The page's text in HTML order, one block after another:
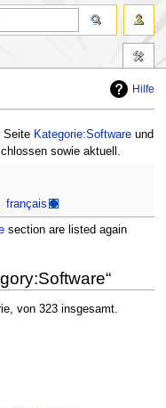
Hilfe
Seite Kategorie:Software und
sowie aktuell.
français
section are listed again
von 323 insgesamt.